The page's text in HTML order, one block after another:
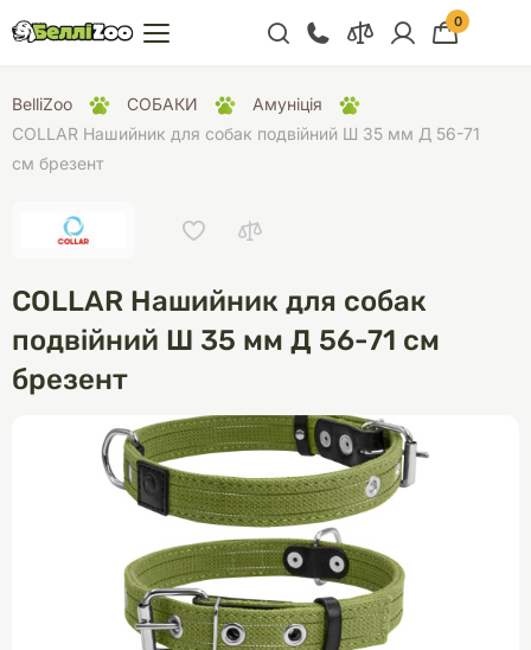
+38 (068) 300 91 91
Відділ продажу
+38 (068) 479 28
0
BelliZoo СОБАКИ
Амуніція
COLLAR Нашийник для собак подвійний Ш 35 мм Д 56-71
см брезент
COLLAR Нашийник для собак
подвійний Ш 35 мм Д 56-71 см
брезент